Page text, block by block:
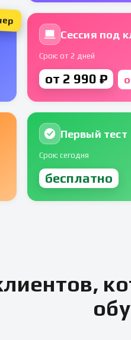
Сессия под
Срок: от 2 дней
от 2 990 ₽
Первый тест
Срок: сегодня
бесплатно